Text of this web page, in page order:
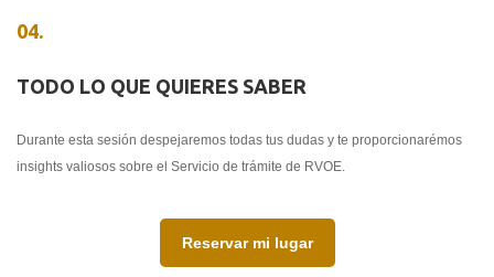
04.
TODO LO QUE QUIERES SABER
Durante esta sesión despejaremos todas tus dudas y te proporcionarémos
insights valiosos sobre el Servicio de trámite de RVOE.
Reservar mi lugar